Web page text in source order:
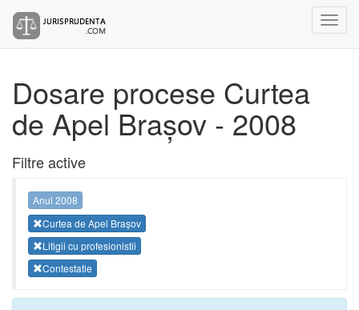
Dosare procese Curtea
de Apel Brașov - 2008
Filtre active
Anul 2008
Curtea de Apel Brașov
Litigii cu profesionistii
Contestatie